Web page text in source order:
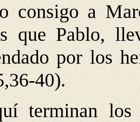
consigo a
que Pablo,
por los
40).
terminan los